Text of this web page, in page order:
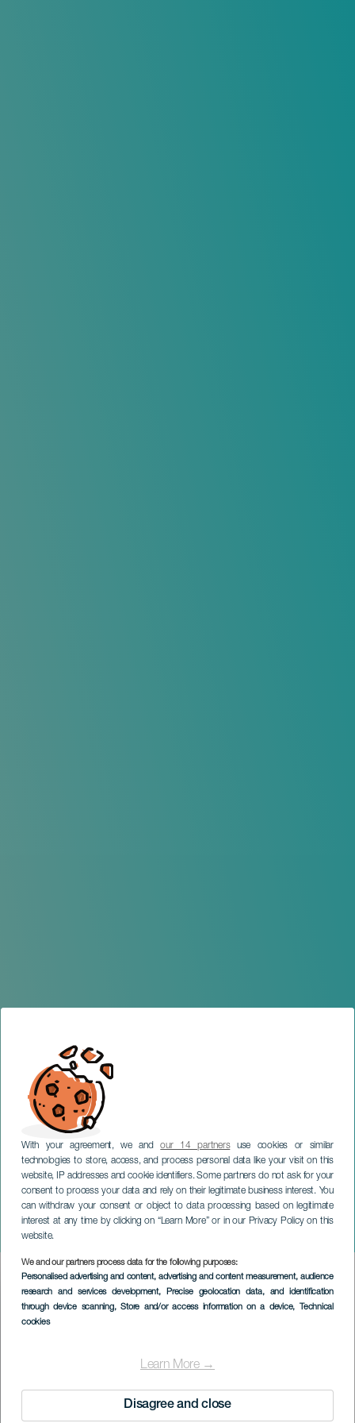
With your agreement, we andour 14 partnersuse cookies or similar
technologies to store, access, and process personal data like your visit on this
website, IP addresses and cookie identifiers. Some partners do not ask for your
consent to process your data and rely on their legitimate business interest. You
can withdraw your consent or object to data processing based on legitimate
interest at any time by clicking on “Learn More” or in our Privacy Policy on this
website.
We and our partners process data for the following purposes:
Personalised advertising and content, advertising and content measurement, audience
research and services development, Precise geolocation data, and identification
through device scanning, Store and/or access information on a device, Technical
cookies
Learn More →
Disagree and close
PluralEnsemble
konsertissa
TENERIFFA
Imagen
Listado